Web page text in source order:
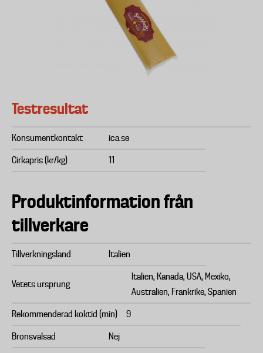
Testresultat
Konsumentkontakt ica.se
Cirkapris (kr/kg) 11
Produktinformation från
tillverkare
Tillverkningsland Italien
Vetets ursprung
Italien, Kanada, USA, Mexiko,
Australien, Frankrike, Spanien
Rekommenderad koktid (min) 9
Bronsvalsad Nej